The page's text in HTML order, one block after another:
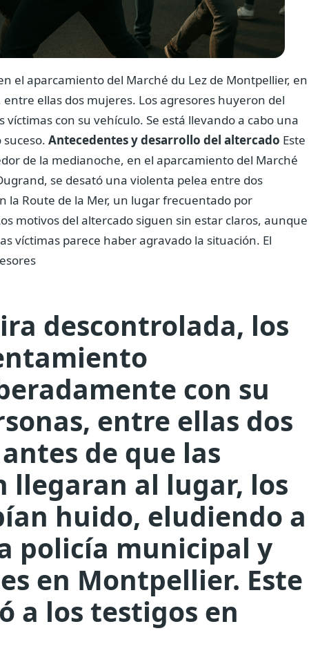
el aparcamiento del Marché du Lez de Montpellier, en
ellas dos mujeres. Los agresores huyeron del
con su vehículo. Se está llevando a cabo una
Antecedentes y desarrollo del altercado Este
de la medianoche, en el aparcamiento del Marché
se desató una violenta pelea entre dos
Route de la Mer, un lugar frecuentado por
motivos del altercado siguen sin estar claros, aunque
víctimas parece haber agravado la situación. El
descontrolada, los
con su
entre ellas dos
de que las
llegaran al lugar, los
huido, eludiendo a
policía municipal y
en Montpellier. Este
a los testigos en